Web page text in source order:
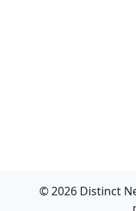
© 2026 Distinct